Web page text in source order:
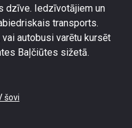
dzīve. Iedzīvotājiem un
transports.
autobusi varētu kursēt
Baļčiūtes sižetā.
šovi